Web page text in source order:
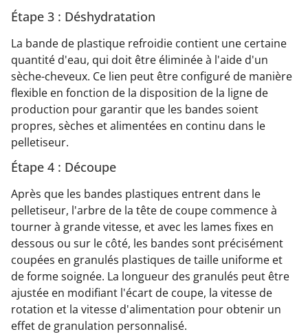
Étape 3 : Déshydratation
La bande de plastique refroidie contient une certaine
quantité d'eau, qui doit être éliminée à l'aide d'un
sèche-cheveux. Ce lien peut être configuré de manière
flexible en fonction de la disposition de la ligne de
production pour garantir que les bandes soient
propres, sèches et alimentées en continu dans le
pelletiseur.
Étape 4 : Découpe
Après que les bandes plastiques entrent dans le
pelletiseur, l'arbre de la tête de coupe commence à
tourner à grande vitesse, et avec les lames fixes en
dessous ou sur le côté, les bandes sont précisément
coupées en granulés plastiques de taille uniforme et
de forme soignée. La longueur des granulés peut être
ajustée en modifiant l'écart de coupe, la vitesse de
rotation et la vitesse d'alimentation pour obtenir un
effet de granulation personnalisé.